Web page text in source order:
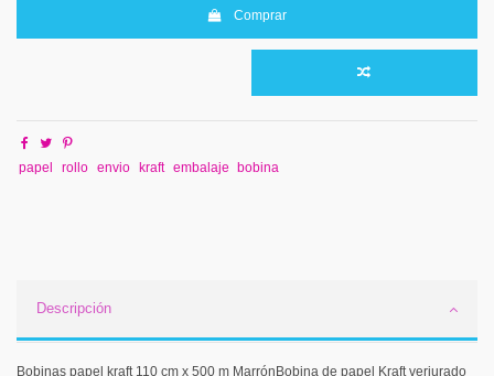
Comprar
papel rollo envio kraft embalaje bobina
Descripción
Bobinas papel kraft 110 cm x 500 m MarrónBobina de papel Kraft verjurado